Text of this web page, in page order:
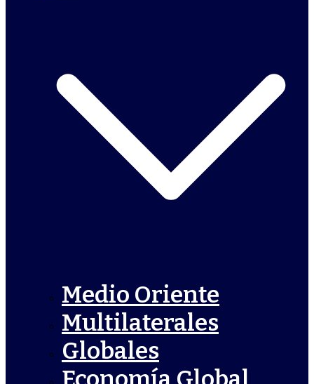
Medio Oriente
Multilaterales
Globales